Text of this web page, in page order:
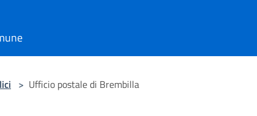
> Ufficio postale di Brembilla